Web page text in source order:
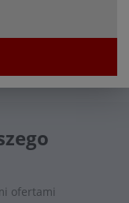
się w
ofertami